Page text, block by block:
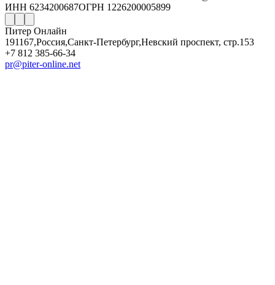
ИНН 6234200687ОГРН 1226200005899
Питер Онлайн
191167,Россия,Санкт-Петербург,Невский проспект, стр.153
+7 812 385-66-34
pr@piter-online.net